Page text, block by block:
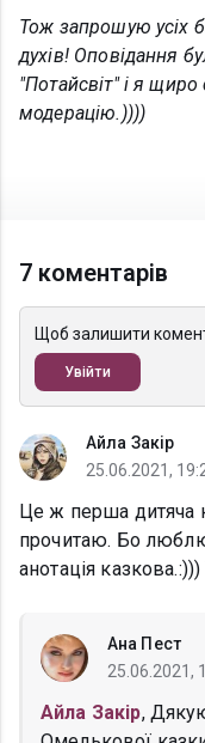
Тож запрошую усіх
духів! Оповідання
"Потайсвіт" і я
модерацію.))))
7 коментарів
Щоб залишити
Увійти
Айла Закір
25.06.2021,
Це ж перша дитяча
прочитаю. Бо люблю
анотація
Ана Пест
25.06.2021,
Айла Закір,